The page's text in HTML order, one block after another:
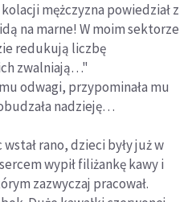
mężczyzna powiedział z
na marne! W moim sektorze
redukują liczbę
zwalniają…"
odwagi, przypominała mu
nadzieję…
rano, dzieci były już w
wypił filiżankę kawy i
zazwyczaj pracował.